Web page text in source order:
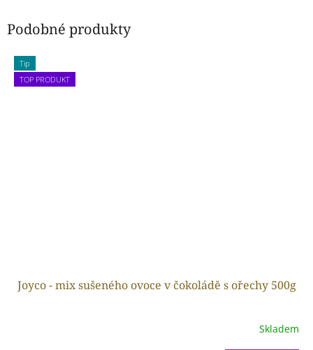
Podobné produkty
Tip
TOP PRODUKT
Joyco - mix sušeného ovoce v čokoládě s ořechy 500g
Skladem